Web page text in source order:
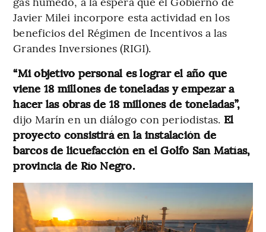
Javier Milei incorpore esta actividad en los
beneficios del Régimen de Incentivos a las
Grandes Inversiones (RIGI).
“Mi objetivo personal es lograr el año que
viene 18 millones de toneladas y empezar a
hacer las obras de 18 millones de toneladas”,
dijo Marín en un diálogo con periodistas. El
proyecto consistirá en la instalación de
barcos de licuefacción en el Golfo San Matías,
provincia de Río Negro.